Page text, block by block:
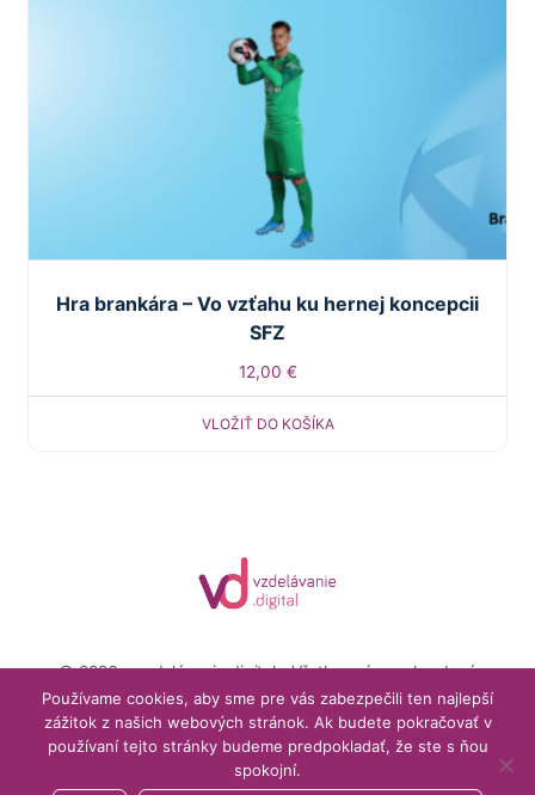
Hra brankára – Vo vzťahu ku hernej koncepcii
SFZ
12,00 €
VLOŽIŤ DO KOŠÍKA
© 2026 - vzdelávanie.digital - Všetky práva vyhradené
Môj účet
Obchodné podmienky
Menu
Items
podpora@vzdelavanie.digital
Používame cookies, aby sme pre vás zabezpečili ten najlepší
zážitok z našich webových stránok. Ak budete pokračovať v
používaní tejto stránky budeme predpokladať, že ste s ňou
spokojní.